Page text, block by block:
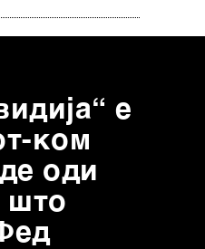
е
ком
оди
што